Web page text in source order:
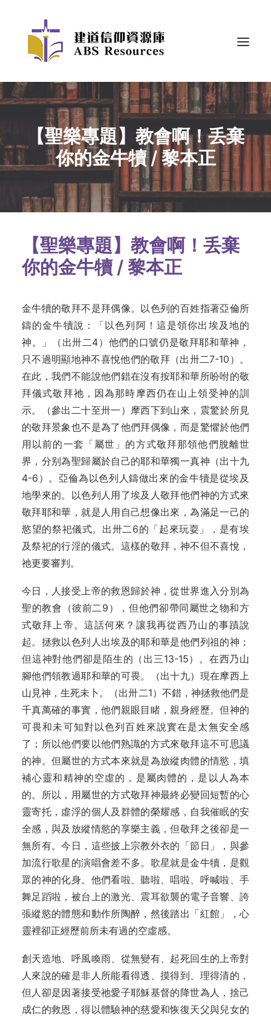
【聖樂專題】教會啊！丢棄
你的金牛犢 / 黎本正
【聖樂專題】教會啊！丢棄
你的金牛犢 / 黎本正
金牛犢的敬拜不是拜偶像。以色列的百姓指著亞倫所
鑄的金牛犢說：「以色列阿！這是領你出埃及地的
神。」（出卅二4）他們的口號仍是敬拜耶和華神，
只不過明顯地神不喜悅他們的敬拜（出卅二7-10）。
在此，我們不能說他們錯在沒有按耶和華所吩咐的敬
拜儀式敬拜祂，因為那時摩西仍在山上領受神的訓
示。（參出二十至卅一）摩西下到山來，震驚於所見
的敬拜景象也不是為了他們拜偶像，而是驚懼於他們
用以前的一套「屬世」的方式敬拜那領他們脫離世
界，分别為聖歸屬於自己的耶和華獨一真神（出十九
4-6）。亞倫為以色列人鑄做出來的金牛犢是從埃及
地學來的。以色列人用了埃及人敬拜他們神的方式來
敬拜耶和華，就是人用自己想像出來，為滿足一己的
慾望的祭祀儀式。出卅二6的「起來玩耍」，是有埃
及祭祀的行淫的儀式。這樣的敬拜，神不但不喜悅，
祂更要審判。
今日，人接受上帝的救恩歸於神，從世界進入分別為
聖的教會（彼前二9），但他們卻帶同屬世之物和方
式敬拜上帝。這話何來？讓我再從西乃山的事蹟說
起。拯救以色列人出埃及的耶和華是他們列祖的神；
但這神對他們卻是陌生的（出三13-15）。在西乃山
腳他們領教過耶和華的可畏。（出十九）現在摩西上
山見神，生死未卜。（出卅二1）不錯，神拯救他們是
千真萬確的事實，他們親眼目睹，親身經歷。但神的
可畏和未可知對以色列百姓來說實在是太無安全感
了；所以他們要以他們熟識的方式來敬拜這不可思議
的神。但屬世的方式本來就是為放縱肉體的情慾，填
補心靈和精神的空虛的，是屬肉體的，是以人為本
的。所以，用屬世的方式敬拜神最終必變回短暫的心
靈寄托，虛浮的個人及群體的榮耀感，自我催眠的安
全感，與及放縱情慾的享樂主義，但敬拜之後卻是一
無所有。今日，這些披上宗教外衣的「節日」，與參
加流行歌星的演唱會差不多。歌星就是金牛犢，是觀
眾的神的化身。他們看啦、聽啦、唱啦、呼喊啦、手
舞足蹈啦，被台上的激光、震耳欲襲的電子音響、誇
張縱慾的體態和動作所陶醉，然後踏出「紅館」，心
靈裡卻正經歷前所未有過的空虛感。
創天造地、呼風喚雨、從無變有、起死回生的上帝對
人來說的確是非人所能看得透、摸得到、理得清的，
但人卻是因著接受祂愛子耶穌基督的降世為人，捨己
成仁的救恩，得以體驗神的慈愛和恢復天父與兒女的